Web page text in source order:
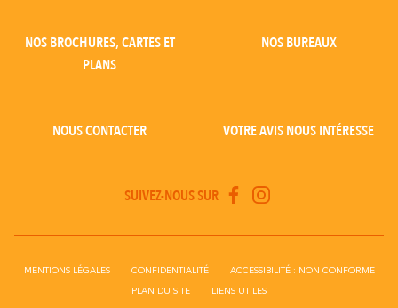
NOS BROCHURES, CARTES ET
PLANS
NOS BUREAUX
NOUS CONTACTER VOTRE AVIS NOUS INTÉRESSE
SUIVEZ-NOUS SUR
MENTIONS LÉGALES CONFIDENTIALITÉ ACCESSIBILITÉ : NON CONFORME
PLAN DU SITE LIENS UTILES